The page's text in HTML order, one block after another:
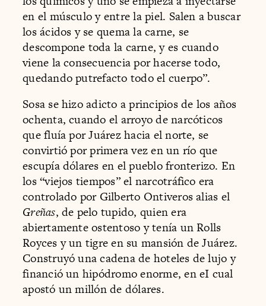
en el músculo y entre la piel. Salen a buscar
los ácidos y se quema la carne, se
descompone toda la carne, y es cuando
viene la consecuencia por hacerse todo,
quedando putrefacto todo el cuerpo”.
Sosa se hizo adicto a principios de los años
ochenta, cuando el arroyo de narcóticos
que fluía por Juárez hacia el norte, se
convirtió por primera vez en un río que
escupía dólares en el pueblo fronterizo. En
los “viejos tiempos” el narcotráfico era
controlado por Gilberto Ontiveros alias el
Greñas, de pelo tupido, quien era
abiertamente ostentoso y tenía un Rolls
Royces y un tigre en su mansión de Juárez.
Construyó una cadena de hoteles de lujo y
financió un hipódromo enorme, en eI cual
apostó un millón de dólares.